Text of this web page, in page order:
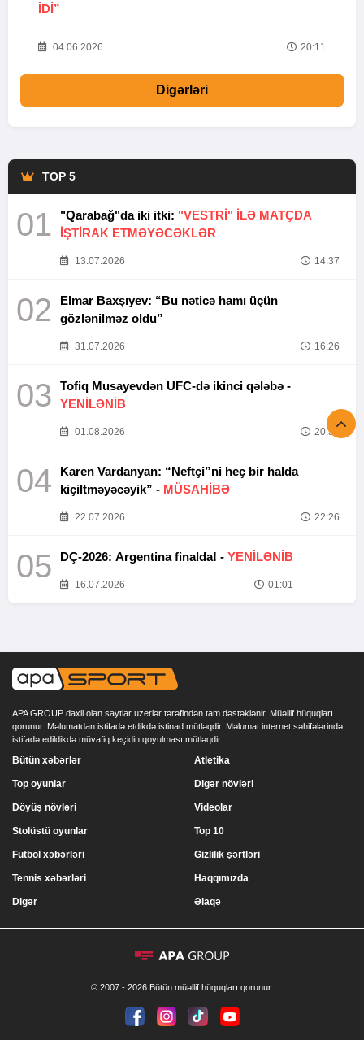
IDI”
04.06.2026 20:11
Digərləri
TOP 5
01 "Qarabağ"da iki itki: "VESTRİ" İLƏ MATÇDA
İŞTİRAK ETMƏYƏCƏKLƏR
13.07.2026 14:37
02
Elmar Baxşıyev: “Bu nəticə hamı üçün
gözlənilməz oldu”
31.07.2026 16:26
03
Tofiq Musayevdən UFC-də ikinci qələbə -
YENİLƏNİB
01.08.2026 20:52
04
Karen Vardanyan: “Neftçi”ni heç bir halda
kiçiltməyəcəyik” - MÜSAHİBƏ
22.07.2026 22:26
05 DÇ-2026: Argentina finalda! - YENİLƏNİB
16.07.2026 01:01
APA GROUP daxil olan saytlar uzerlər tərəfindən tam dəstəklənir. Müəllif hüquqları
qorunur. Məlumatdan istifadə etdikdə istinad mütləqdir. Məlumat internet səhifələrində
istifadə edildikdə müvafiq keçidin qoyulması mütləqdir.
Bütün xəbərlər
Top oyunlar
Döyüş növləri
Stolüstü oyunlar
Atletika
Digər növləri
Videolar
Top 10
Futbol xəbərləri
Tennis xəbərləri
Digər
Gizlilik şərtləri
Haqqımızda
Əlaqə
© 2007 - 2026 Bütün müəllif hüquqları qorunur.